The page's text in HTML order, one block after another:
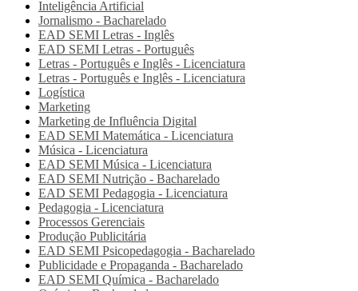
Inteligência Artificial
Jornalismo - Bacharelado
EAD SEMI Letras - Inglês
EAD SEMI Letras - Português
Letras - Português e Inglês - Licenciatura
Letras - Português e Inglês - Licenciatura
Logística
Marketing
Marketing de Influência Digital
EAD SEMI Matemática - Licenciatura
Música - Licenciatura
EAD SEMI Música - Licenciatura
EAD SEMI Nutrição - Bacharelado
EAD SEMI Pedagogia - Licenciatura
Pedagogia - Licenciatura
Processos Gerenciais
Produção Publicitária
EAD SEMI Psicopedagogia - Bacharelado
Publicidade e Propaganda - Bacharelado
EAD SEMI Química - Bacharelado